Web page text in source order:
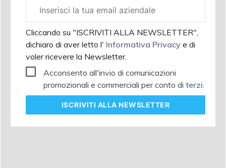
aziendale
Cliccando su "ISCRIVITI ALLA NEWSLETTER",
dichiaro di aver letto l' Informativa Privacy e di
voler ricevere la Newsletter.
Acconsento all'invio di comunicazioni
promozionali e commerciali per conto di terzi.
ISCRIVITI ALLA NEWSLETTER